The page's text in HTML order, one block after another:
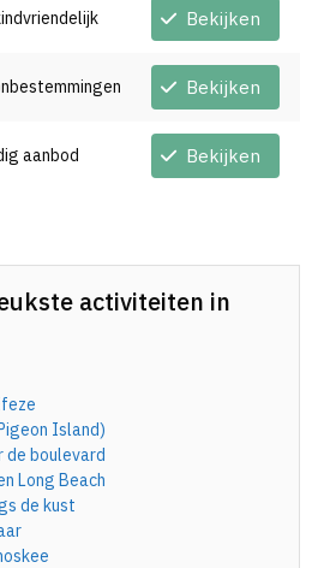
Bekijken
Bekijken
aanbod Bekijken
activiteiten in
Island)
de boulevard
Long Beach
de kust